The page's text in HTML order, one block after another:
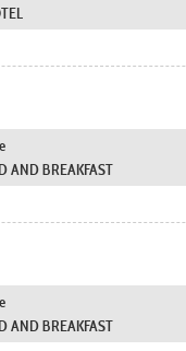
AND BREAKFAST
AND BREAKFAST